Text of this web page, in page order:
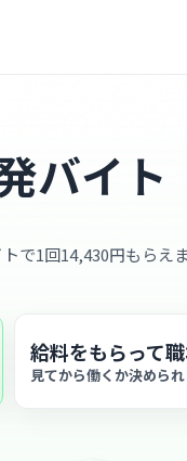
バイト
で1回14,430円もらえ
給料をもらって
見てから働くか決めら